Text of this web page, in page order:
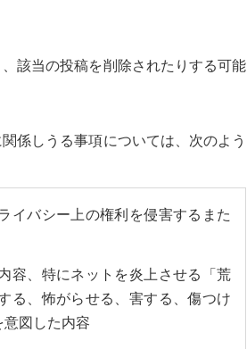
該当の投稿を削除されたりする可能
係しうる事項については、次のよう
イバシー上の権利を侵害するまた
容、特にネットを炎上させる「荒
る、怖がらせる、害する、傷つけ
図した内容